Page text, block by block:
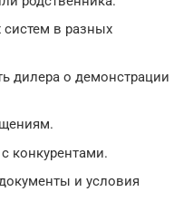
систем в разных
дилера о демонстрации
конкурентами.
и условия